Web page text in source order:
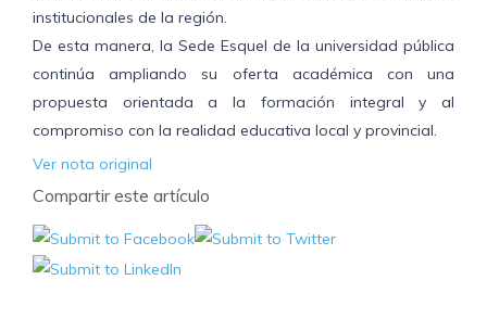
institucionales de la región.
De esta manera, la Sede Esquel de la universidad pública
continúa ampliando su oferta académica con una
propuesta orientada a la formación integral y al
compromiso con la realidad educativa local y provincial.
Ver nota original
Compartir este artículo